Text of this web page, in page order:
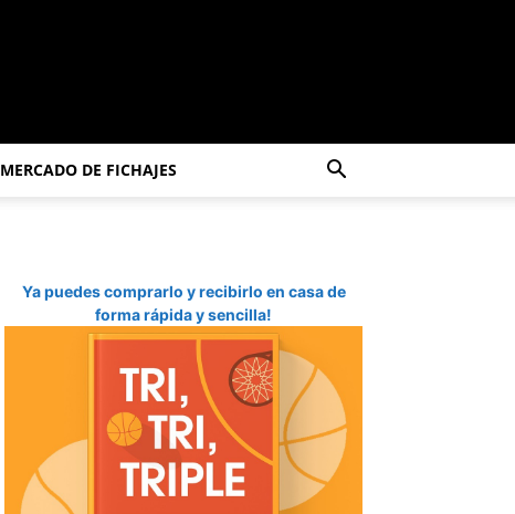
MERCADO DE FICHAJES
Ya puedes comprarlo y recibirlo en casa de
forma rápida y sencilla!